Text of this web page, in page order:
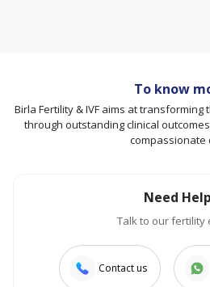
To know
Birla Fertility & IVF aims at
through outstanding clinical
compassionate
Need
Talk to our fertility
Contact us